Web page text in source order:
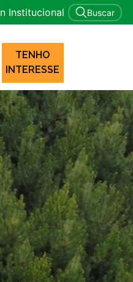
Institucional Buscar
TENHO
INTERESSE